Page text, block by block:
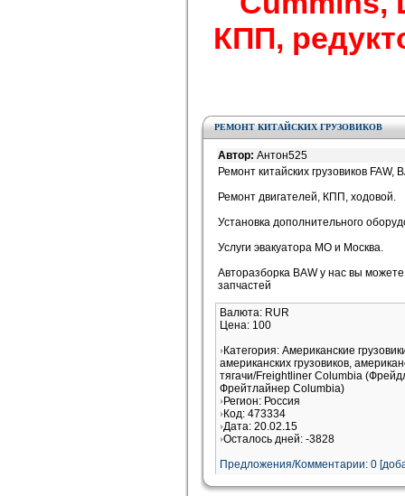
КПП,
РЕМОНТ КИТАЙСКИХ ГРУЗОВИКОВ
Автор: Антон525
Ремонт китайских грузовиков FAW,
Ремонт двигателей, КПП, ходовой.
Установка дополнительного
Услуги эвакуатора МО и Москва.
Авторазборка BAW у нас вы
запчастей
Валюта: RUR
Цена: 100
Категория: Американские
американских грузовиков,
тягачи/Freightliner Columbia
Фрейтлайнер Columbia)
Регион: Россия
Код: 473334
Дата: 20.02.15
Осталось дней: -3828
Предложения/Комментарии: 0